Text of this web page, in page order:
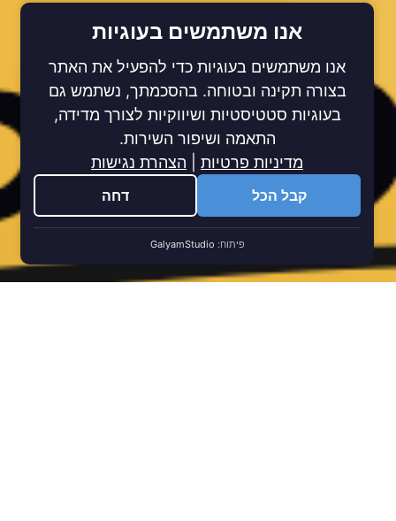
אנו משתמשים בעוגיות
אנו משתמשים בעוגיות כדי להפעיל את האתר
בצורה תקינה ובטוחה. בהסכמתך, נשתמש גם
בעוגיות סטטיסטיות ושיווקיות לצורך מדידה,
התאמה ושיפור השירות.
מדיניות פרטיות| הצהרת נגישות
קבל הכל דחה
פיתוח:GalyamStudio